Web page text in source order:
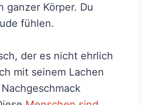
ganzer Körper. Du
fühlen.
der es nicht ehrlich
mit seinem Lachen